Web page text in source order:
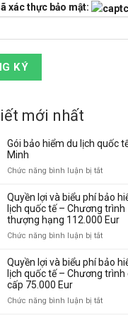
xác thực bảo mật:
mới nhất
Gói bảo hiểm du lịch quốc
Minh
Chức năng bình luận bị tắtở
bảo
hiểm
du
Bảo
Minh
Quyền lợi và biểu phí bảo
lịch quốc tế – Chương trình
thượng hạng 112.000 Eur
Chức năng bình luận bị tắtở
lợi
và
Quyền lợi và biểu phí bảo
lịch quốc tế – Chương trình
cấp 75.000 Eur
Chức năng bình luận bị tắtở